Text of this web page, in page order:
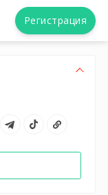
Регистрация